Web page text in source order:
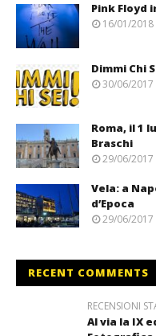
Pink Floyd
16/01/2018
Dimmi Chi
30/06/2017
Roma, il 1
Braschi
29/06/2017
Vela: a
d’Epoca
29/06/2017
RECENT COMMENTS
RECENSIONI
Al via la IX